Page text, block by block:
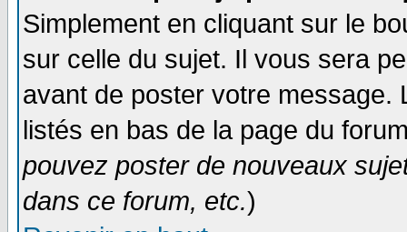
Simplement en cliquant sur le
sur celle du sujet. Il vous sera
avant de poster votre
listés en bas de la page du
pouvez poster de nouveaux
dans ce forum, etc.)